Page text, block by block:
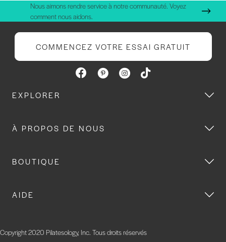
Nous aimons rendre service à notre communauté. Voyez
comment nous aidons.
COMMENCEZ VOTRE ESSAI GRATUIT
EXPLORER
À PROPOS DE NOUS
BOUTIQUE
AIDE
Copyright 2020 Pilatesology, Inc. Tous droits réservés